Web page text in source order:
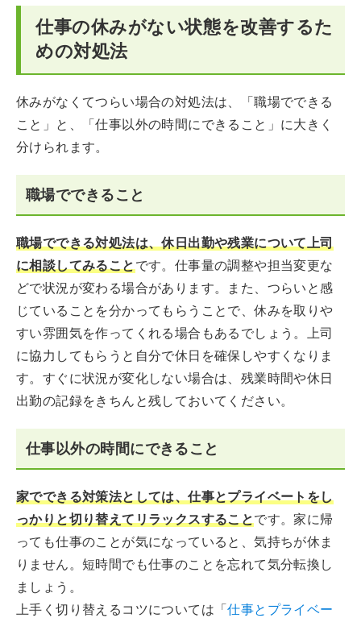
仕事の休みがない状態を改善するた
めの対処法
休みがなくてつらい場合の対処法は、「職場でできる
こと」と、「仕事以外の時間にできること」に大きく
分けられます。
職場でできること
職場でできる対処法は、休日出勤や残業について上司
に相談してみることです。仕事量の調整や担当変更な
どで状況が変わる場合があります。また、つらいと感
じていることを分かってもらうことで、休みを取りや
すい雰囲気を作ってくれる場合もあるでしょう。上司
に協力してもらうと自分で休日を確保しやすくなりま
す。すぐに状況が変化しない場合は、残業時間や休日
出勤の記録をきちんと残しておいてください。
仕事以外の時間にできること
家でできる対策法としては、仕事とプライベートをし
っかりと切り替えてリラックスすることです。家に帰
っても仕事のことが気になっていると、気持ちが休ま
りません。短時間でも仕事のことを忘れて気分転換し
ましょう。
上手く切り替えるコツについては「仕事とプライベー